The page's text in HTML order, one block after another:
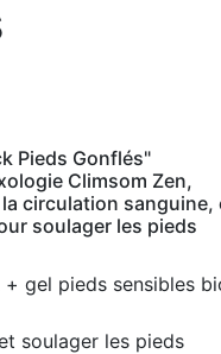
Pieds Gonflés"
Climsom Zen,
circulation sanguine,
soulager les pieds
gel pieds sensibles
soulager les pieds